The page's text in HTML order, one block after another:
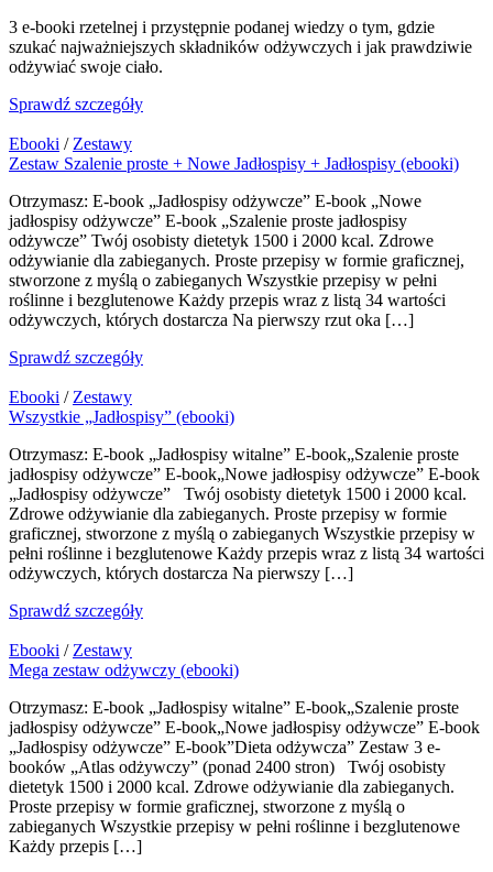
3 e-booki rzetelnej i przystępnie podanej wiedzy o tym, gdzie
szukać najważniejszych składników odżywczych i jak prawdziwie
odżywiać swoje ciało.
Sprawdź szczegóły
Ebooki / Zestawy
Zestaw Szalenie proste + Nowe Jadłospisy + Jadłospisy (ebooki)
Otrzymasz: E-book „Jadłospisy odżywcze” E-book „Nowe
jadłospisy odżywcze” E-book „Szalenie proste jadłospisy
odżywcze” Twój osobisty dietetyk 1500 i 2000 kcal. Zdrowe
odżywianie dla zabieganych. Proste przepisy w formie graficznej,
stworzone z myślą o zabieganych Wszystkie przepisy w pełni
roślinne i bezglutenowe Każdy przepis wraz z listą 34 wartości
odżywczych, których dostarcza Na pierwszy rzut oka […]
Sprawdź szczegóły
Ebooki / Zestawy
Wszystkie „Jadłospisy” (ebooki)
Otrzymasz: E-book „Jadłospisy witalne” E-book„Szalenie proste
jadłospisy odżywcze” E-book„Nowe jadłospisy odżywcze” E-book
„Jadłospisy odżywcze” Twój osobisty dietetyk 1500 i 2000 kcal.
Zdrowe odżywianie dla zabieganych. Proste przepisy w formie
graficznej, stworzone z myślą o zabieganych Wszystkie przepisy w
pełni roślinne i bezglutenowe Każdy przepis wraz z listą 34 wartości
odżywczych, których dostarcza Na pierwszy […]
Sprawdź szczegóły
Ebooki / Zestawy
Mega zestaw odżywczy (ebooki)
Otrzymasz: E-book „Jadłospisy witalne” E-book„Szalenie proste
jadłospisy odżywcze” E-book„Nowe jadłospisy odżywcze” E-book
„Jadłospisy odżywcze” E-book”Dieta odżywcza” Zestaw 3 e-
booków „Atlas odżywczy” (ponad 2400 stron) Twój osobisty
dietetyk 1500 i 2000 kcal. Zdrowe odżywianie dla zabieganych.
Proste przepisy w formie graficznej, stworzone z myślą o
zabieganych Wszystkie przepisy w pełni roślinne i bezglutenowe
Każdy przepis […]